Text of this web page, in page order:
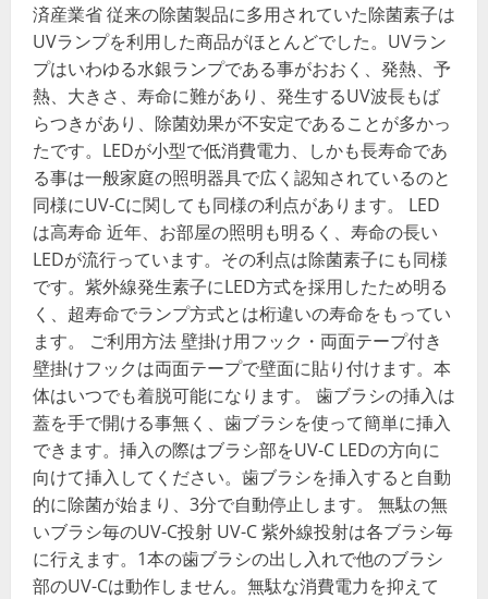
済産業省 従来の除菌製品に多用されていた除菌素子は
UVランプを利用した商品がほとんどでした。UVラン
プはいわゆる水銀ランプである事がおおく、発熱、予
熱、大きさ、寿命に難があり、発生するUV波長もば
らつきがあり、除菌効果が不安定であることが多かっ
たです。LEDが小型で低消費電力、しかも長寿命であ
る事は一般家庭の照明器具で広く認知されているのと
同様にUV-Cに関しても同様の利点があります。 LED
は高寿命 近年、お部屋の照明も明るく、寿命の長い
LEDが流行っています。その利点は除菌素子にも同様
です。紫外線発生素子にLED方式を採用したため明る
く、超寿命でランプ方式とは桁違いの寿命をもってい
ます。 ご利用方法 壁掛け用フック・両面テープ付き
壁掛けフックは両面テープで壁面に貼り付けます。本
体はいつでも着脱可能になります。 歯ブラシの挿入は
蓋を手で開ける事無く、歯ブラシを使って簡単に挿入
できます。挿入の際はブラシ部をUV-C LEDの方向に
向けて挿入してください。歯ブラシを挿入すると自動
的に除菌が始まり、3分で自動停止します。 無駄の無
いブラシ毎のUV-C投射 UV-C 紫外線投射は各ブラシ毎
に行えます。1本の歯ブラシの出し入れで他のブラシ
部のUV-Cは動作しません。無駄な消費電力を抑えて